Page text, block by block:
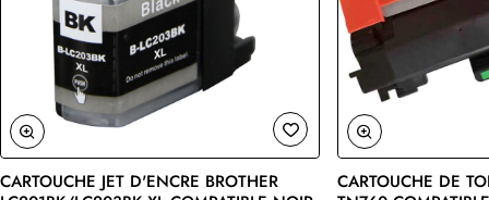
🔥 Bestseller
CARTOUCHE JET D'ENCRE BROTHER
CARTOUCHE DE